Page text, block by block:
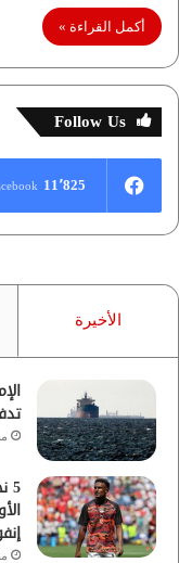
أكمل القراءة »
Follow Us
11٬825
الأخيرة
منذ